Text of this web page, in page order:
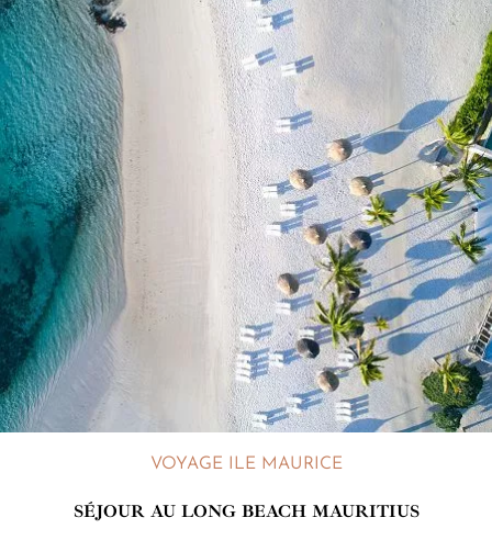
VOYAGE ILE MAURICE
SÉJOUR AU LONG BEACH MAURITIUS